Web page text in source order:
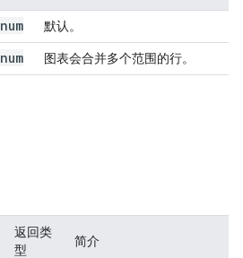
默认。
图表会合并多个范围的行。
返回类
型
简介